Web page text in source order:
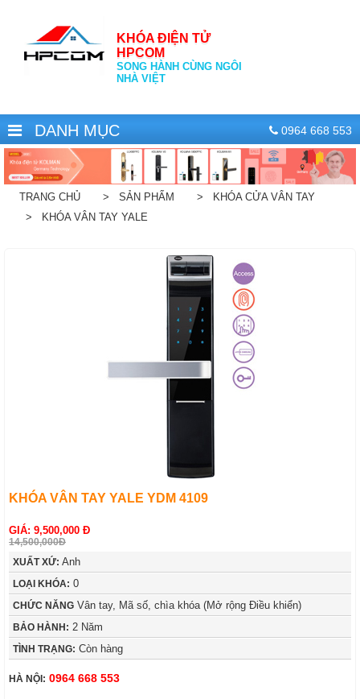
KHÓA ĐIỆN TỬ
HPCOM
SONG HÀNH CÙNG NGÔI
NHÀ VIỆT
DANH MỤC 0964 668 553
TRANG CHỦ > SẢN PHẨM
> KHÓA CỬA VÂN TAY
> KHÓA VÂN TAY YALE
KHÓA VÂN TAY YALE YDM 4109
GIÁ: 9,500,000 Đ
14,500,000Đ
XUẤT XỨ: Anh
LOẠI KHÓA: 0
CHỨC NĂNG Vân tay, Mã số, chìa khóa (Mở rộng Điều khiển)
BẢO HÀNH: 2 Năm
TÌNH TRẠNG: Còn hàng
HÀ NỘI: 0964 668 553